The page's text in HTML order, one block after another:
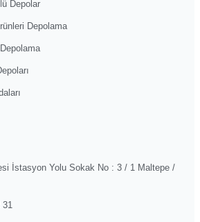
Depolar​
Depolama
İstasyon Yolu Sokak No : 3 / 1 Maltepe /